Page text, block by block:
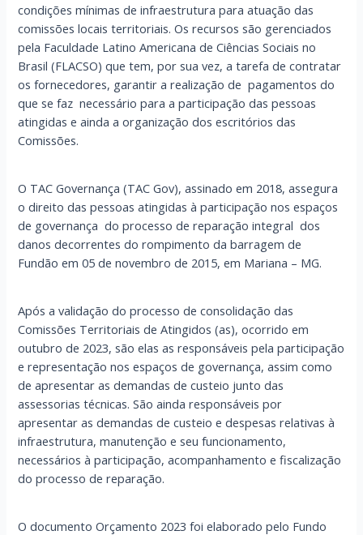
condições mínimas de infraestrutura para atuação das
comissões locais territoriais. Os recursos são gerenciados
pela Faculdade Latino Americana de Ciências Sociais no
Brasil (FLACSO) que tem, por sua vez, a tarefa de contratar
os fornecedores, garantir a realização de pagamentos do
que se faz necessário para a participação das pessoas
atingidas e ainda a organização dos escritórios das
Comissões.
O TAC Governança (TAC Gov), assinado em 2018, assegura
o direito das pessoas atingidas à participação nos espaços
de governança do processo de reparação integral dos
danos decorrentes do rompimento da barragem de
Fundão em 05 de novembro de 2015, em Mariana – MG.
Após a validação do processo de consolidação das
Comissões Territoriais de Atingidos (as), ocorrido em
outubro de 2023, são elas as responsáveis pela participação
e representação nos espaços de governança, assim como
de apresentar as demandas de custeio junto das
assessorias técnicas. São ainda responsáveis por
apresentar as demandas de custeio e despesas relativas à
infraestrutura, manutenção e seu funcionamento,
necessários à participação, acompanhamento e fiscalização
do processo de reparação.
O documento Orçamento 2023 foi elaborado pelo Fundo